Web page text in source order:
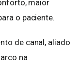
maior
o paciente.
de canal, aliado
na